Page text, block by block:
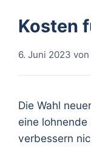
Kosten
6. Juni 2023 von
Die Wahl
eine
verbessern